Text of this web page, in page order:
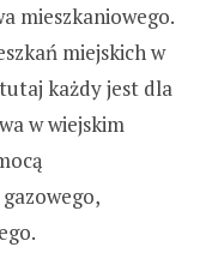
mieszkaniowego.
miejskich w
każdy jest dla
w wiejskim